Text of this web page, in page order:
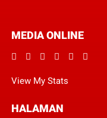
MEDIA ONLINE
View My Stats
HALAMAN